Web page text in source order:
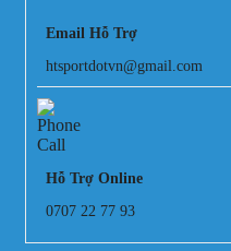
Email Hỗ Trợ
htsportdotvn@gmail.com
Hỗ Trợ Online
0707 22 77 93